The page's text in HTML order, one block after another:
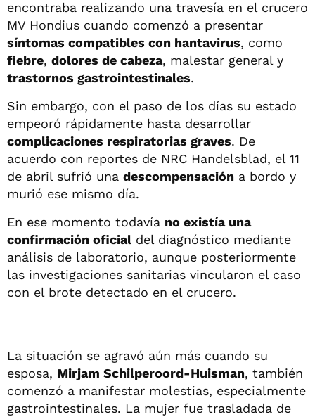
encontraba realizando una travesía en el crucero
MV Hondius cuando comenzó a presentar
síntomas compatibles con hantavirus, como
fiebre, dolores de cabeza, malestar general y
trastornos gastrointestinales.
Sin embargo, con el paso de los días su estado
empeoró rápidamente hasta desarrollar
complicaciones respiratorias graves. De
acuerdo con reportes de NRC Handelsblad, el 11
de abril sufrió una descompensación a bordo y
murió ese mismo día.
En ese momento todavía no existía una
confirmación oficial del diagnóstico mediante
análisis de laboratorio, aunque posteriormente
las investigaciones sanitarias vincularon el caso
con el brote detectado en el crucero.
La situación se agravó aún más cuando su
esposa, Mirjam Schilperoord-Huisman, también
comenzó a manifestar molestias, especialmente
gastrointestinales. La mujer fue trasladada de